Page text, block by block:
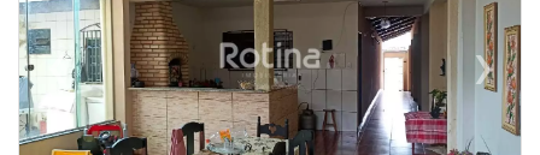
‹Previous ›Next